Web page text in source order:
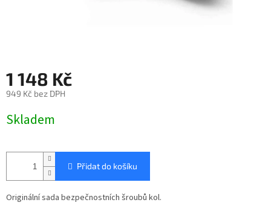
1 148 Kč
949 Kč bez DPH
cena:
Skladem
Přidat do košíku
Originální sada bezpečnostních šroubů kol.